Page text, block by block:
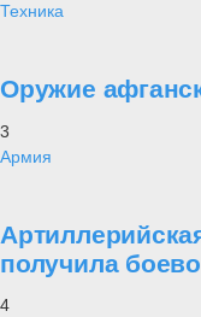
Техника
Оружие
3
Армия
получила
4